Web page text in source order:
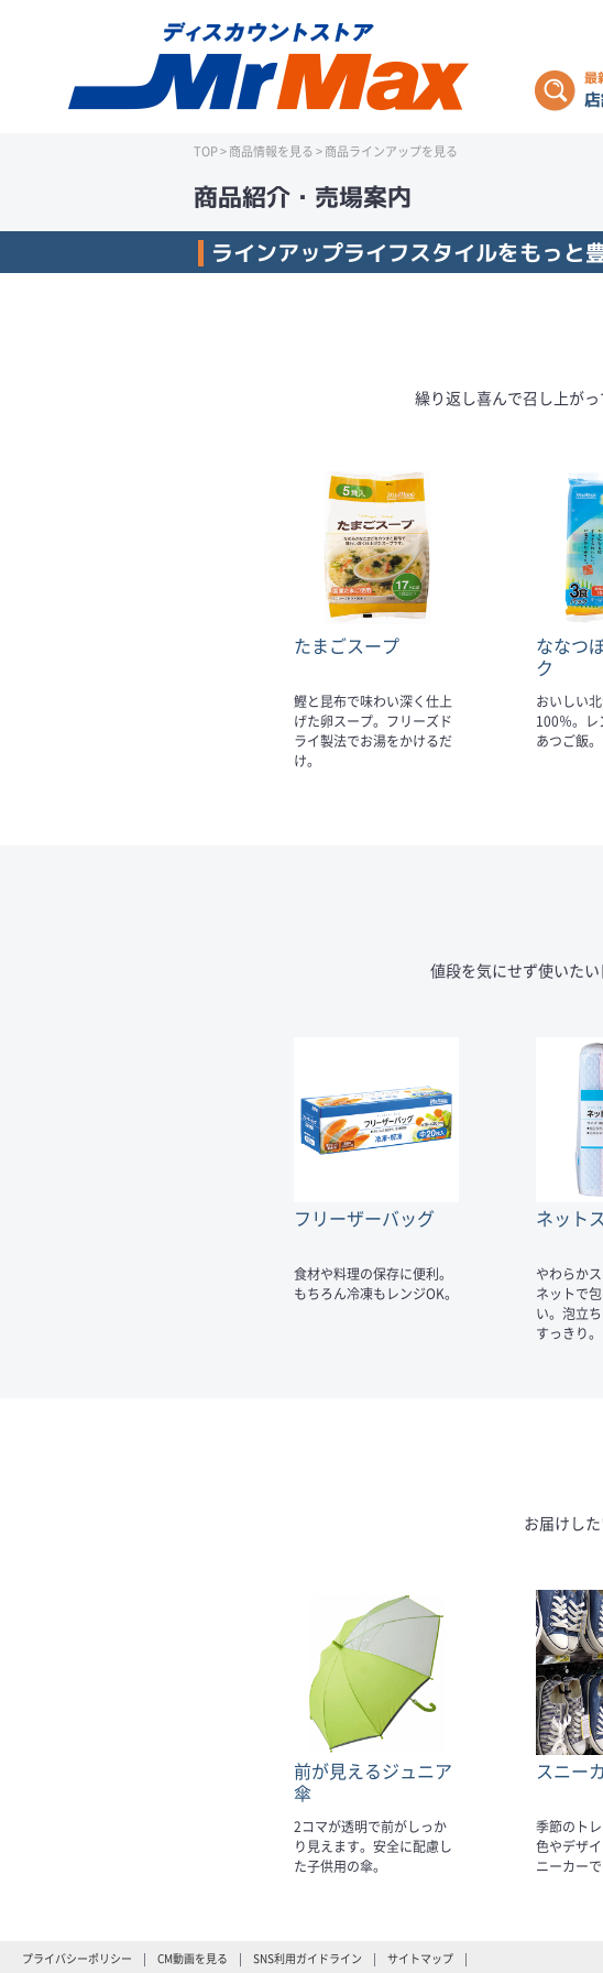
最
TOP>商品情報を見る> 商品ラインアップを見る
商品紹介・売場案内
ラインアップライフスタイルをもっと
繰り返し喜んで召し上が
たまごスープ
鰹と昆布で味わい深く仕上
げた卵スープ。フリーズド
ライ製法でお湯をかけるだ
け。
ななつ
ク
おいしい
100％。レ
あつご飯。
値段を気にせず使いた
フリーザーバッグ
食材や料理の保存に便利。
もちろん冷凍もレンジOK。
ネット
やわらか
ネットで
い。泡立
すっきり。
お届けし
前が見えるジュニア
傘
2コマが透明で前がしっか
り見えます。安全に配慮し
た子供用の傘。
スニー
季節のト
色やデザ
ニーカーで
プライバシーポリシー CM動画を見る SNS利用ガイドライン サイトマップ